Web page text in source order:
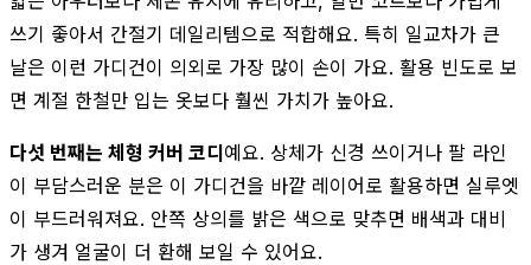
쓰기 좋아서 간절기 데일리템으로 적합해요. 특히 일교차가 큰
날은 이런 가디건이 의외로 가장 많이 손이 가요. 활용 빈도로 보
면 계절 한철만 입는 옷보다 훨씬 가치가 높아요.
다섯 번째는 체형 커버 코디예요. 상체가 신경 쓰이거나 팔 라인
이 부담스러운 분은 이 가디건을 바깥 레이어로 활용하면 실루엣
이 부드러워져요. 안쪽 상의를 밝은 색으로 맞추면 배색과 대비
가 생겨 얼굴이 더 환해 보일 수 있어요.